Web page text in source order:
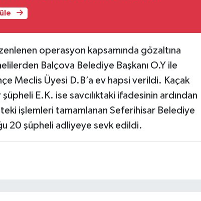
operasyon kapsamında gözaltına
Balçova Belediye Başkanı O.Y ile
Meclis Üyesi D.B’a ev hapsi verildi. Kaçak
E.K. ise savcılıktaki ifadesinin ardından
işlemleri tamamlanan Seferihisar Belediye
20 şüpheli adliyeye sevk edildi.